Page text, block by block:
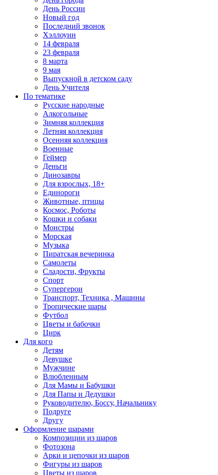
День России
Новый год
Последний звонок
Хэллоуин
14 февраля
23 февраля
8 марта
9 мая
Выпускной в детском саду
День Учителя
По тематике
Русские народные
Алкогольные
Зимняя коллекция
Летняя коллекция
Осенняя коллекция
Военные
Геймер
Деньги
Динозавры
Для взрослых, 18+
Единороги
Животные, птицы
Космос, Роботы
Кошки и собаки
Монстры
Морская
Музыка
Пиратская вечеринка
Самолеты
Сладости, Фрукты
Спорт
Супергерои
Транспорт, Техника , Машины
Тропические шары
Футбол
Цветы и бабочки
Цирк
Для кого
Детям
Девушке
Мужчине
Влюбленным
Для Мамы и Бабушки
Для Папы и Дедушки
Руководителю, Боссу, Начальнику
Подруге
Другу
Оформление шарами
Композиции из шаров
Фотозона
Арки и цепочки из шаров
Фигуры из шаров
Цветы из шаров